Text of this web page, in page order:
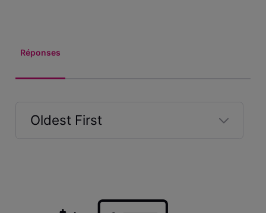
Réponses
Oldest First